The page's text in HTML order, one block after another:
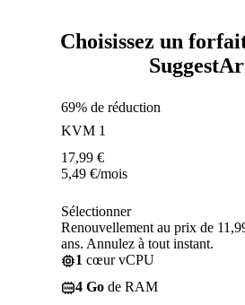
Choisissez un
69% de réduction
KVM 1
17,99 €
5,49 €/mois
Sélectionner
Renouvellement au prix de
ans. Annulez à tout instant.
1 cœur vCPU
4 Go de RAM